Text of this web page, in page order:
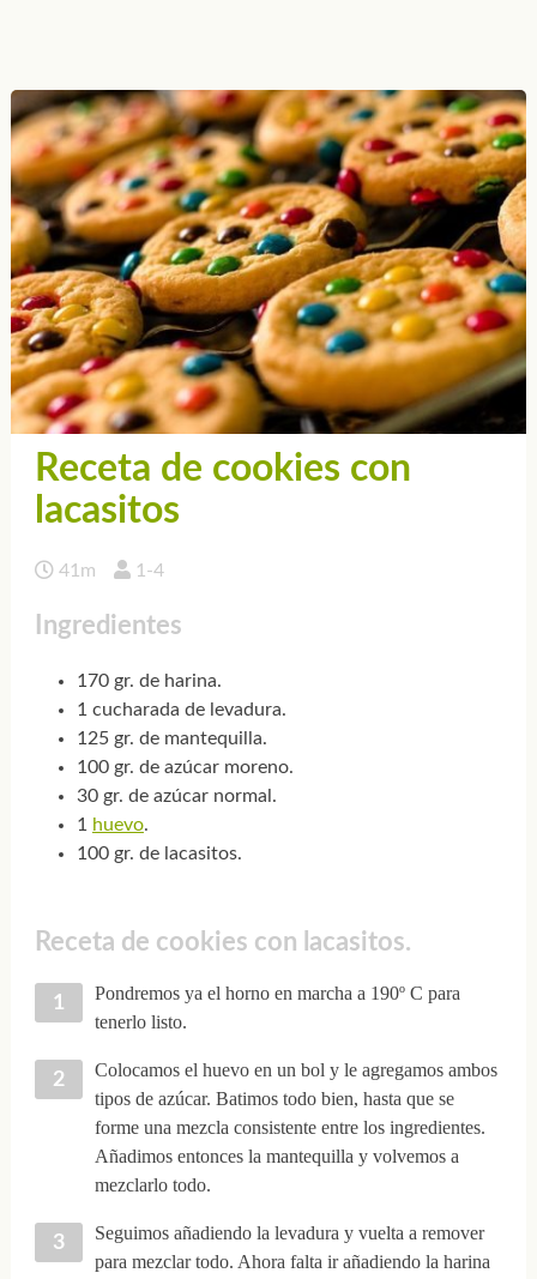
Receta de cookies con
lacasitos
41m 1-4
Ingredientes
170 gr. de harina.
1 cucharada de levadura.
125 gr. de mantequilla.
100 gr. de azúcar moreno.
30 gr. de azúcar normal.
1 huevo.
100 gr. de lacasitos.
Receta de cookies con lacasitos.
Pondremos ya el horno en marcha a 190º C para
tenerlo listo.
Colocamos el huevo en un bol y le agregamos ambos
tipos de azúcar. Batimos todo bien, hasta que se
forme una mezcla consistente entre los ingredientes.
Añadimos entonces la mantequilla y volvemos a
mezclarlo todo.
Seguimos añadiendo la levadura y vuelta a remover
para mezclar todo. Ahora falta ir añadiendo la harina